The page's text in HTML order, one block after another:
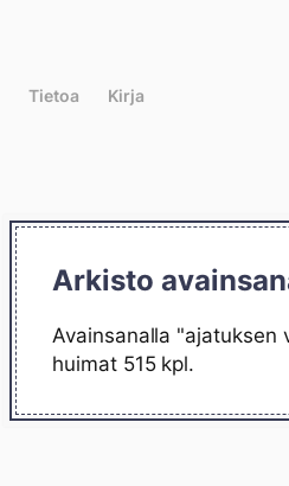
Tietoa Kirja
Arkisto
Avainsanalla "ajatuksen
huimat 515 kpl.